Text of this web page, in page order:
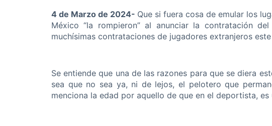
4 de Marzo de 2024- Que si fuera cosa de emular los
México “la rompieron” al anunciar la contratación
muchísimas contrataciones de jugadores extranjeros
Se entiende que una de las razones para que se diera
sea que no sea ya, ni de lejos, el pelotero que
menciona la edad por aquello de que en el deportista,